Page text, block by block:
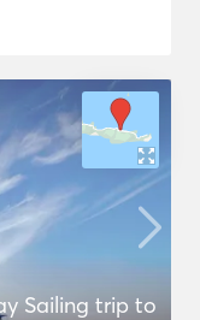
Sailing trip to